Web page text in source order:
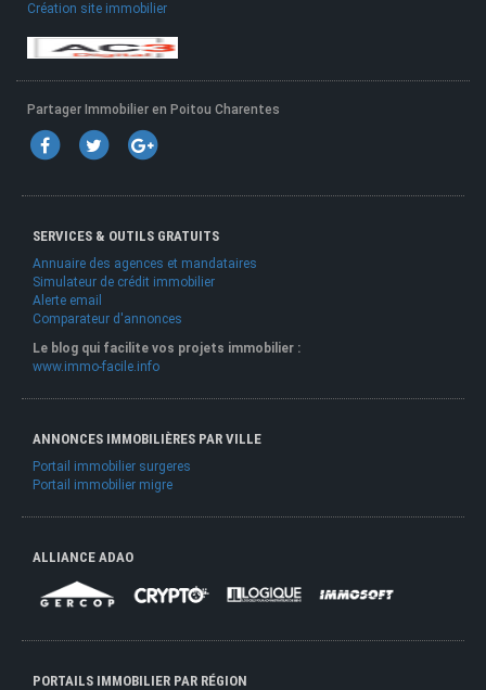
Création site immobilier
Partager Immobilier en Poitou Charentes
SERVICES & OUTILS GRATUITS
Annuaire des agences et mandataires
Simulateur de crédit immobilier
Alerte email
Comparateur d'annonces
Le blog qui facilite vos projets immobilier :
www.immo-facile.info
ANNONCES IMMOBILIÈRES PAR VILLE
Portail immobilier surgeres
Portail immobilier migre
ALLIANCE ADAO
PORTAILS IMMOBILIER PAR RÉGION